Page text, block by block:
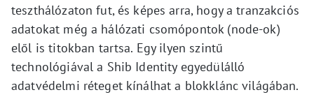
teszthálózaton fut, és képes arra, hogy a tranzakciós
adatokat még a hálózati csomópontok (node-ok)
elől is titokban tartsa. Egy ilyen szintű
technológiával a Shib Identity egyedülálló
adatvédelmi réteget kínálhat a blokklánc világában.